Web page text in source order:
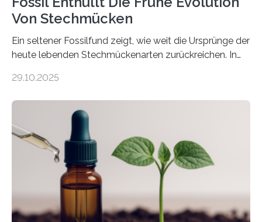
Von Stechmücken
Ein seltener Fossilfund zeigt, wie weit die Ursprünge der
heute lebenden Stechmückenarten zurückreichen. In
Forschende die bisher älteste bekannte Stechmücken-
Region Kachin in Myanmar und hat sich in
ausgezeichnetem Zustand erhalten. Es konnte als neue
Art einer neuen Gattung beschrieben werden und trägt
nun den Namen Cretosabethes primaevus. Dieser erste
fossile Nachweis einer Stechmückenlarve in Bernstein
stellt gleichzeitig den ersten Fossilfund einer
Mückenlarve aus dem Mesozoikum dar, denn…
29.10.2025